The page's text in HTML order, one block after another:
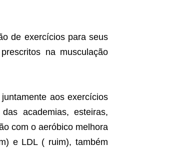
de exercícios para seus
na musculação
aos exercícios
academias, esteiras,
com o aeróbico melhora
e LDL ( ruim), também